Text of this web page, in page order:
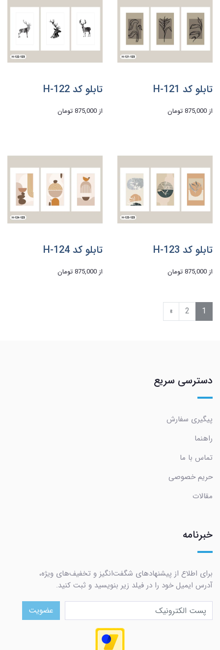
تابلو کد H-121
از 875,000 تومان
تابلو کد H-122
از 875,000 تومان
تابلو کد H-123
از 875,000 تومان
تابلو کد H-124
از 875,000 تومان
1
2
»
دسترسی سریع
پیگیری سفارش
راهنما
تماس با ما
حریم خصوصی
مقالات
خبرنامه
برای اطلاع از پیشنهادهای شگفت‌انگیز و تخفیف‌های ویژه،
آدرس ایمیل خود را در فیلد زیر بنویسید و ثبت کنید.
عضویت